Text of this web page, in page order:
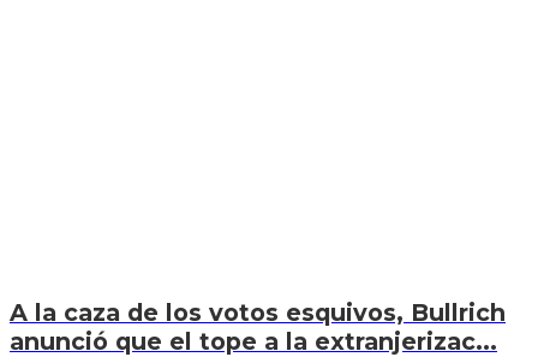
A la caza de los votos esquivos, Bullrich
anunció que el tope a la extranjerizac...